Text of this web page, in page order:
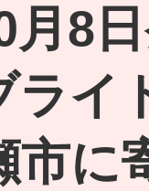
月8
ライ
市に